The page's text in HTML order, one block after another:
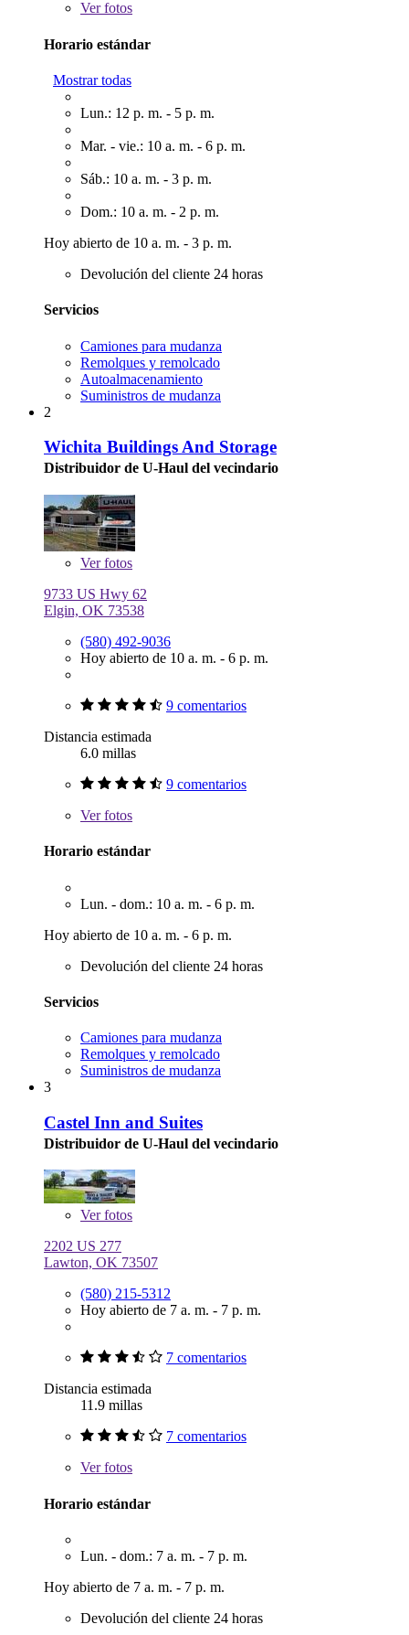
Verfotos
Horario estándar
Mostrar todas
Lun.: 12 p. m. - 5 p. m.
Mar. - vie.: 10 a. m. - 6 p. m.
Sáb.: 10 a. m. - 3 p. m.
Dom.: 10 a. m. - 2 p. m.
Hoy abierto de 10 a. m. - 3 p. m.
Devolución del cliente 24 horas
Servicios
Camiones para mudanza
Remolques y remolcado
Autoalmacenamiento
Suministros de mudanza
2
Wichita Buildings And Storage
Distribuidor de U-Haul del vecindario
Verfotos
9733 US Hwy 62
Elgin, OK 73538
(580) 492-9036
Hoy abierto de 10 a. m. - 6 p. m.
9 comentarios
Distancia estimada
6.0 millas
9 comentarios
Verfotos
Horario estándar
Lun. - dom.: 10 a. m. - 6 p. m.
Hoy abierto de 10 a. m. - 6 p. m.
Devolución del cliente 24 horas
Servicios
Camiones para mudanza
Remolques y remolcado
Suministros de mudanza
3
Castel Inn and Suites
Distribuidor de U-Haul del vecindario
Verfotos
2202 US 277
Lawton, OK 73507
(580) 215-5312
Hoy abierto de 7 a. m. - 7 p. m.
7 comentarios
Distancia estimada
11.9 millas
7 comentarios
Verfotos
Horario estándar
Lun. - dom.: 7 a. m. - 7 p. m.
Hoy abierto de 7 a. m. - 7 p. m.
Devolución del cliente 24 horas